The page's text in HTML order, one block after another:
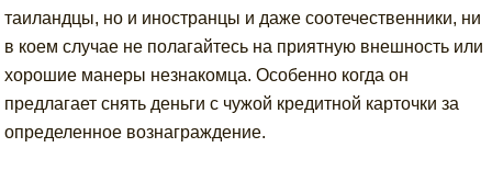
таиландцы, но и иностранцы и даже соотечественники, ни
в коем случае не полагайтесь на приятную внешность или
хорошие манеры незнакомца. Особенно когда он
предлагает снять деньги с чужой кредитной карточки за
определенное вознаграждение.